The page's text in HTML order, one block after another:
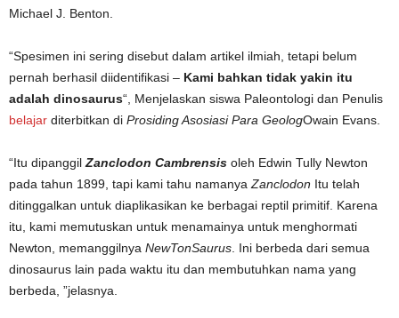
Michael J. Benton.
“Spesimen ini sering disebut dalam artikel ilmiah, tetapi belum
pernah berhasil diidentifikasi – Kami bahkan tidak yakin itu
adalah dinosaurus“, Menjelaskan siswa Paleontologi dan Penulis
belajar diterbitkan di Prosiding Asosiasi Para GeologOwain Evans.
“Itu dipanggil Zanclodon Cambrensis oleh Edwin Tully Newton
pada tahun 1899, tapi kami tahu namanya Zanclodon Itu telah
ditinggalkan untuk diaplikasikan ke berbagai reptil primitif. Karena
itu, kami memutuskan untuk menamainya untuk menghormati
Newton, memanggilnya NewTonSaurus . Ini berbeda dari semua
dinosaurus lain pada waktu itu dan membutuhkan nama yang
berbeda, ”jelasnya.